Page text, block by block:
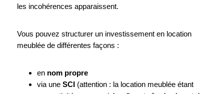
les incohérences apparaissent.
Vous pouvez structurer un investissement en location
meublée de différentes façons :
en nom propre
via une SCI(attention : la location meublée étant